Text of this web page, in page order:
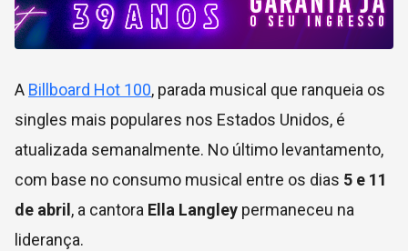
A Billboard Hot 100, parada musical que ranqueia os
singles mais populares nos Estados Unidos, é
atualizada semanalmente. No último levantamento,
com base no consumo musical entre os dias 5 e 11
de abril , a cantora Ella Langley permaneceu na
liderança.